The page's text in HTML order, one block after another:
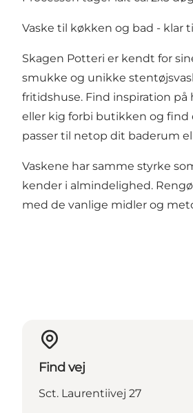
Vaske til køkken og bad - klar
Skagen Potteri er kendt for
smukke og unikke
fritidshuse. Find inspiration
eller kig forbi butikken og find
passer til netop dit baderum
Vaskene har samme styrke
kender i almindelighed.
med de vanlige midler og
Find vej
Sct. Laurentiivej 27